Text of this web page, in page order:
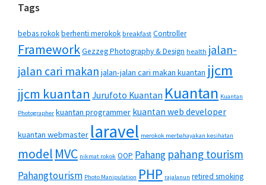
Tags
bebas rokokberhenti merokok breakfast Controller
FrameworkGezzeg Photography & Design health jalan-
jalan cari makan jalan-jalan cari makan kuantan jjcm
jjcm kuantan Jurufoto Kuantan Kuantan Kuantan
Photographer kuantan programmer kuantan web developer
kuantan webmaster laravel merokok merbahayakan kesihatan
model MVC nikmat rokok OOP Pahang pahang tourism
Pahangtourism Photo Manipulation PHP rajalanun retired smoking